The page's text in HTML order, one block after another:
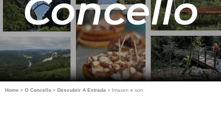
Concello
Home » O Concello » Descubrir A Estrada » Imaxen e son